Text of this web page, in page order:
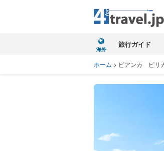
海外
旅行ガイド
ホーム > ビアンカ ピリ